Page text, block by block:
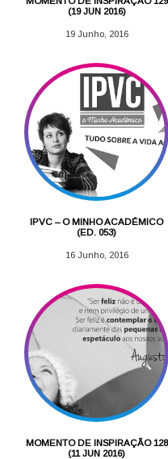
(19 JUN 2016)
19 Junho, 2016
IPVC – O MINHO ACADÉMICO
(ED. 053)
16 Junho, 2016
MOMENTO DE INSPIRAÇÃO 128
(11 JUN 2016)